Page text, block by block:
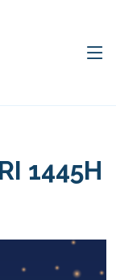
1445H